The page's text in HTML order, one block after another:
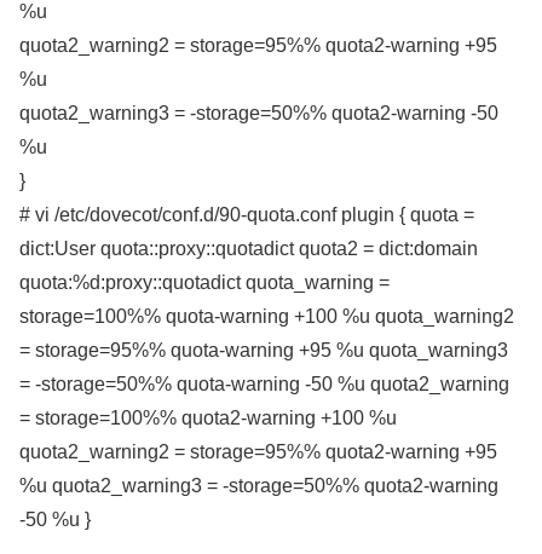
%u
quota2_warning2 = storage=95%% quota2-warning +95
%u
quota2_warning3 = -storage=50%% quota2-warning -50
%u
}
# vi /etc/dovecot/conf.d/90-quota.conf plugin { quota =
dict:User quota::proxy::quotadict quota2 = dict:domain
quota:%d:proxy::quotadict quota_warning =
storage=100%% quota-warning +100 %u quota_warning2
= storage=95%% quota-warning +95 %u quota_warning3
= -storage=50%% quota-warning -50 %u quota2_warning
= storage=100%% quota2-warning +100 %u
quota2_warning2 = storage=95%% quota2-warning +95
%u quota2_warning3 = -storage=50%% quota2-warning
-50 %u }